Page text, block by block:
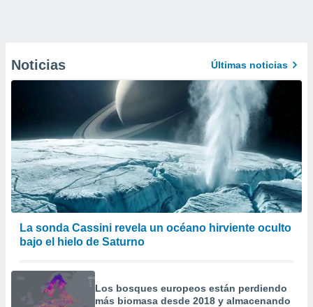
Noticias Últimas noticias
La sonda Cassini revela un océano hirviente oculto
bajo el hielo de Saturno
Los bosques europeos están perdiendo
más biomasa desde 2018 y almacenando